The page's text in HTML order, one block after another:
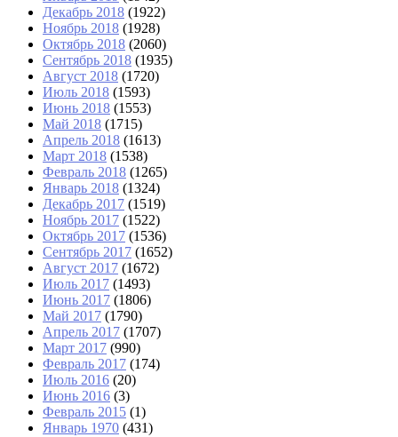
Декабрь 2018 (1922)
Ноябрь 2018 (1928)
Октябрь 2018 (2060)
Сентябрь 2018 (1935)
Август 2018 (1720)
Июль 2018 (1593)
Июнь 2018 (1553)
Май 2018 (1715)
Апрель 2018 (1613)
Март 2018 (1538)
Февраль 2018 (1265)
Январь 2018 (1324)
Декабрь 2017 (1519)
Ноябрь 2017 (1522)
Октябрь 2017 (1536)
Сентябрь 2017 (1652)
Август 2017 (1672)
Июль 2017 (1493)
Июнь 2017 (1806)
Май 2017 (1790)
Апрель 2017 (1707)
Март 2017 (990)
Февраль 2017 (174)
Июль 2016 (20)
Июнь 2016 (3)
Февраль 2015 (1)
Январь 1970 (431)